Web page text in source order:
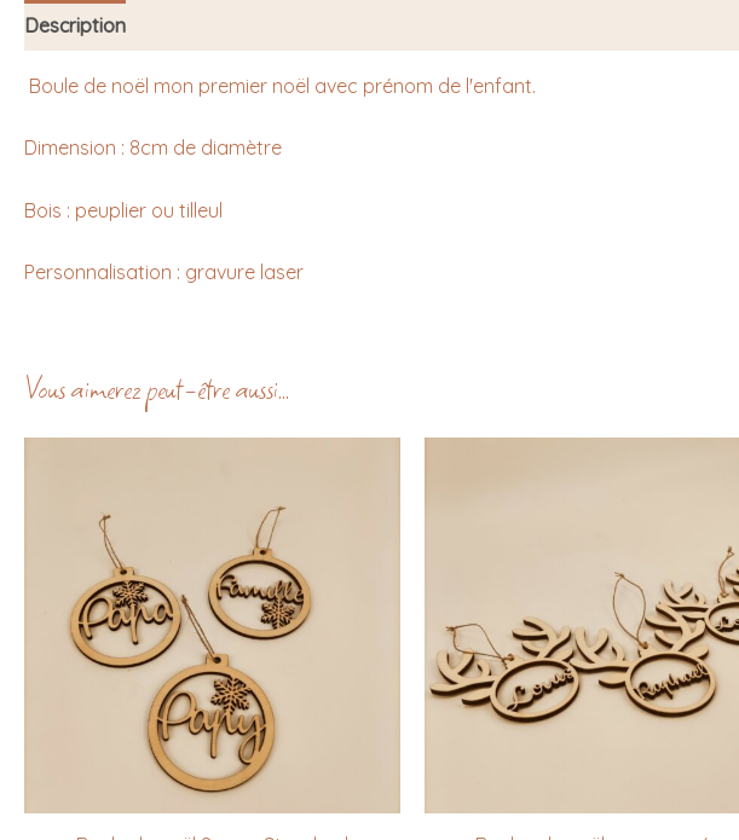
Description
Boule de noël mon premier noël avec prénom de l'enfant.
Dimension : 8cm de diamètre
Bois : peuplier ou tilleul
Personnalisation : gravure laser
Vous aimerez peut-être aussi…